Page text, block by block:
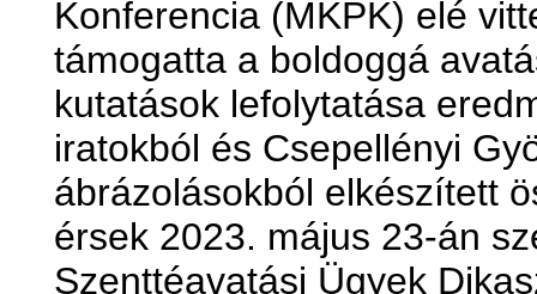
Konferencia (MKPK) elé
támogatta a boldoggá
kutatások lefolytatása
iratokból és Csepellényi
ábrázolásokból elkészített
érsek 2023. május 23-án
Szenttéavatási Ügyek